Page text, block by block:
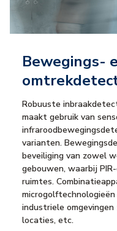
Bewegings-
Robuuste
maakt gebruik van
varianten.
beveiliging van zowel
gebouwen, waarbij
ruimtes.
industriele
locaties, etc.